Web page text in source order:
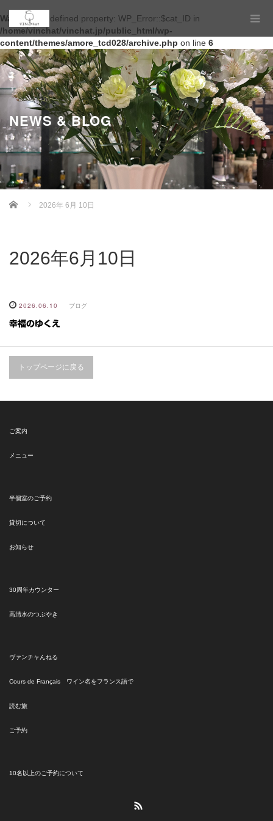
Warning : Undefined property: WP_Error::$cat_ID in
/home/vinchat/vinchat.jp/public_html/wp-
content/themes/amore_tcd028/archive.php on line 6
NEWS & BLOG
Home 2026年 6月 10日
2026年6月10日
2026.06.10 ブログ
幸福のゆくえ
トップページに戻る
ご案内
メニュー
半個室のご予約
貸切について
お知らせ
30周年カウンター
高清水のつぶやき
ヴァンチャんねる
Cours de Français ワイン名をフランス語で
読む旅
ご予約
10名以上のご予約について